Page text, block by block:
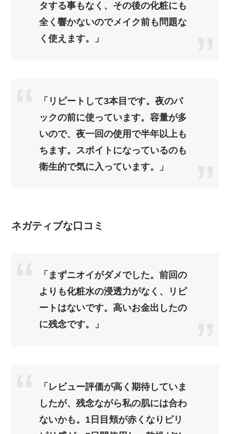
タする事もなく、その後の化粧にも
全く響かないのでメイク前も問題な
く使えます。」
「リピートして3本目です。夜のパ
ックの前に使っています。容量が多
いので、夜一回の使用で半年以上も
ちます。スポイトになっているのも
衛生的で気に入っています。」
ネガティブな口コミ
「まずニオイがダメでした。前回の
よりも化粧水の浸透力がなく、リピ
ートはないです。高いお金出したの
に残念です。」
「レビュー評価が高く期待していま
したが、残念ながら私の肌には合わ
ないかも。1日目頬が赤くなりピリ